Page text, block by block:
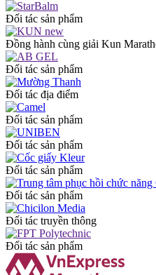
Đối tác sản phẩm
Đồng hành cùng giải Kun
Đối tác sản phẩm
Đối tác địa điểm
Đối tác sản phẩm
Đối tác sản phẩm
Đối tác sản phẩm
Đối tác sản phẩm
Đối tác truyền thông
Đối tác sản phẩm